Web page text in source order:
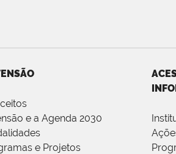
e a Agenda 2030
e Projetos